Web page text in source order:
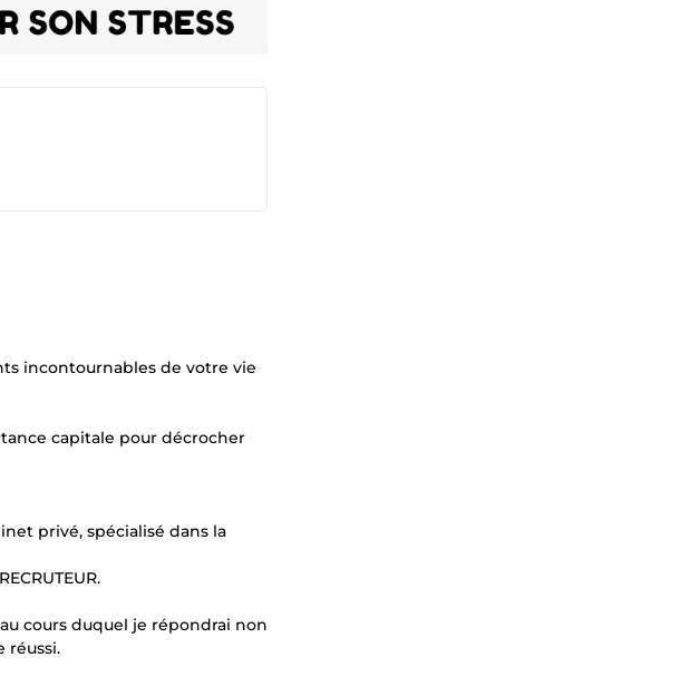
incontournables de votre vie
capitale pour décrocher
privé, spécialisé dans la
cours duquel je répondrai non
réussi.